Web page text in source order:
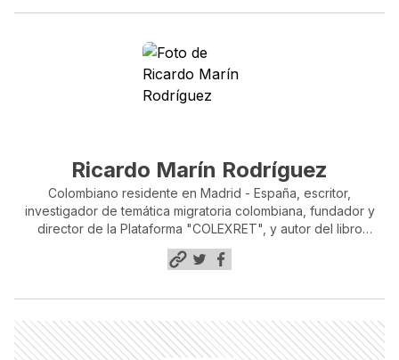
Ricardo Marín Rodríguez
Colombiano residente en Madrid - España, escritor,
investigador de temática migratoria colombiana, fundador y
director de la Plataforma "COLEXRET", y autor del libro
"Gestión Migratoria Inexistente", de la colección "Colombianos
Invisibles"